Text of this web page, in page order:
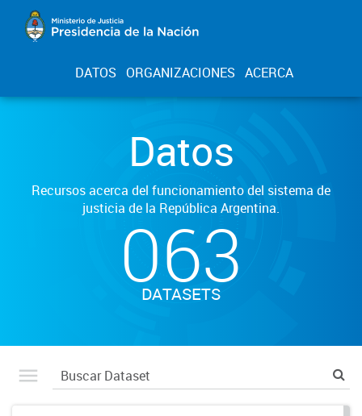
DATOS ORGANIZACIONES ACERCA
Datos
Recursos acerca del funcionamiento del sistema de
justicia de la República Argentina.
063
DATASETS